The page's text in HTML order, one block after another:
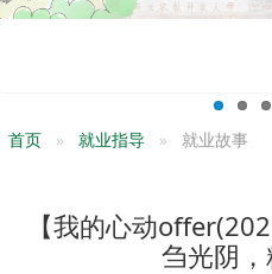
首页 就业指导 就业故事
【我的心动
刍光阴